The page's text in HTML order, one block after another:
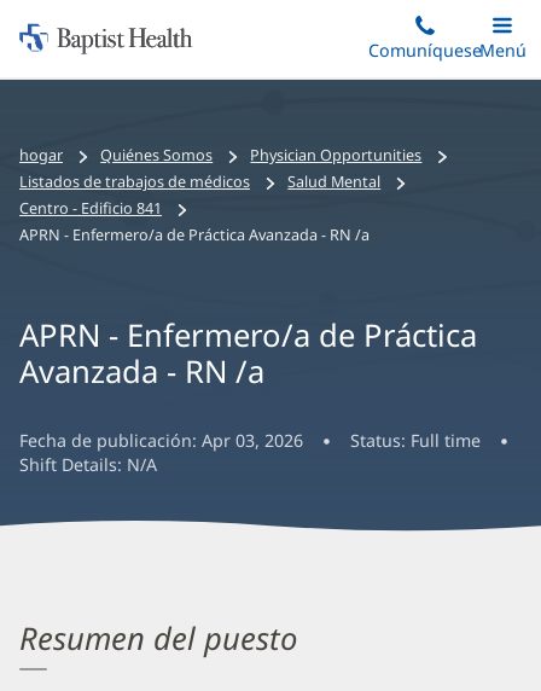
al
Iniciar:
Baptist
ComuníqueseMenú
Bread
crumbs
navigation
hogar Quiénes Somos
Physician Opportunities
Listados de trabajos de médicos
Salud Mental
Centro - Edificio 841
APRN - Enfermero/a de Práctica Avanzada - RN /a
APRN - Enfermero/a de Práctica
Avanzada - RN /a
Fecha de publicación: Apr 03, 2026 Status: Full time
Shift Details: N/A
Resumen del puesto